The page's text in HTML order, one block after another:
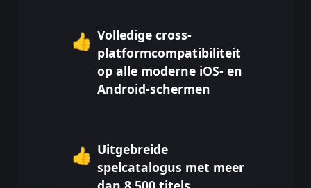
👍 Volledige cross-
platformcompatibiliteit
op alle moderne iOS- en
Android-schermen
👍 Uitgebreide
spelcatalogus met meer